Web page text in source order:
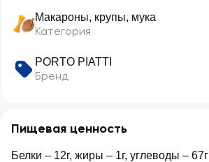
Макароны, крупы, мука
Категория
PORTO PIATTI
Бренд
Пищевая ценность
Белки – 12г, жиры – 1г, углеводы – 67г